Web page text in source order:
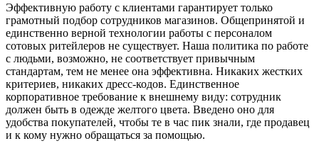
Эффективную работу с клиентами гарантирует только
грамотный подбор сотрудников магазинов. Общепринятой и
единственно верной технологии работы с персоналом
сотовых ритейлеров не существует. Наша политика по работе
с людьми, возможно, не соответствует привычным
стандартам, тем не менее она эффективна. Никаких жестких
критериев, никаких дресс-кодов. Единственное
корпоративное требование к внешнему виду: сотрудник
должен быть в одежде желтого цвета. Введено оно для
удобства покупателей, чтобы те в час пик знали, где продавец
и к кому нужно обращаться за помощью.